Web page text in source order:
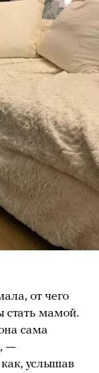
от чего
стать мамой.
сама
—
услышав